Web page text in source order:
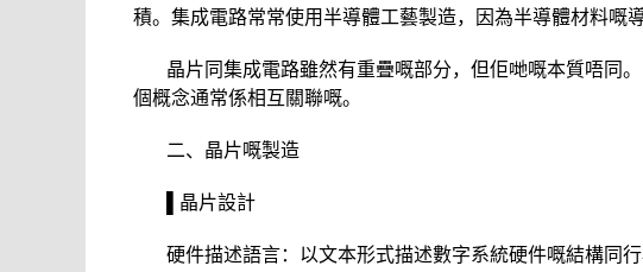
積。集成電路常常使用半導體工藝製造，因為半導體材料嘅
晶片同集成電路雖然有重疊嘅部分，但佢哋嘅本質唔同
個概念通常係相互關聯嘅。
二、晶片嘅製造
▌晶片設計
硬件描述語言：以文本形式描述數字系統硬件嘅結構同